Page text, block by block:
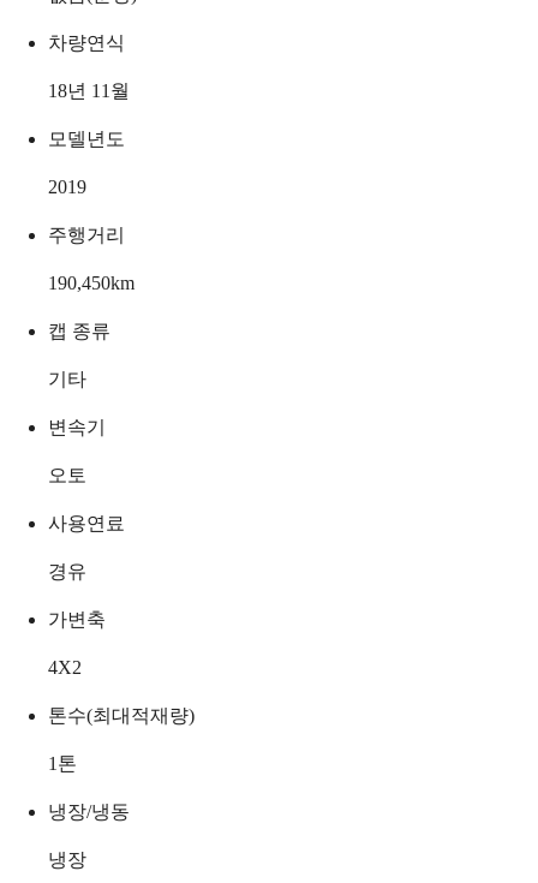
차량연식
18년 11월
모델년도
2019
주행거리
190,450km
캡 종류
기타
변속기
오토
사용연료
경유
가변축
4X2
톤수(최대적재량)
1 톤
냉장/냉동
냉장